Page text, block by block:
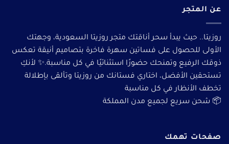
عن المتجر
روزيتا.. حيث يبدأ سحر أناقتك متجر روزيتا السعودية، وجهتك
الأولى للحصول على فساتين سهرة فاخرة بتصاميم أنيقة تعكس
ذوقك الرفيع وتمنحك حضورًا استثنائيًا في كل مناسبة.✨ لأنكِ
تستحقين الأفضل، اختاري فستانك من روزيتا وتألقى بإطلالة
تخطف الأنظار في كل مناسبة
📦 شحن سريع لجميع مدن المملكة
صفحات تهمك